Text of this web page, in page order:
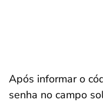
Após informar o
senha no campo